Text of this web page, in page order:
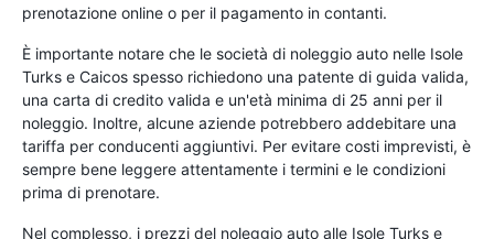
prenotazione online o per il pagamento in contanti.
È importante notare che le società di noleggio auto nelle Isole
Turks e Caicos spesso richiedono una patente di guida valida,
una carta di credito valida e un'età minima di 25 anni per il
noleggio. Inoltre, alcune aziende potrebbero addebitare una
tariffa per conducenti aggiuntivi. Per evitare costi imprevisti, è
sempre bene leggere attentamente i termini e le condizioni
prima di prenotare.
Nel complesso, i prezzi del noleggio auto alle Isole Turks e